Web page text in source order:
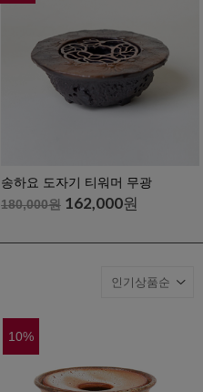
송하요 도자기 티워머 무광
180,000원 162,000원
10%